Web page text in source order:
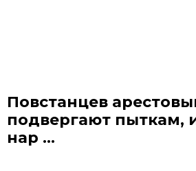
Повстанцев
подвергают пыткам,
нар ...